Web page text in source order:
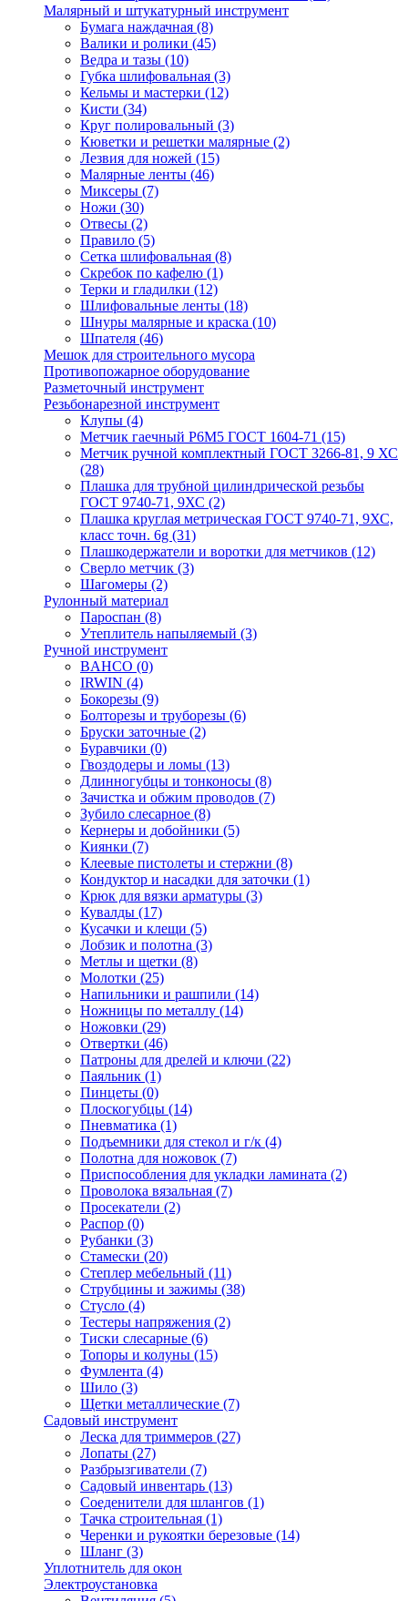
Малярный и штукатурный инструмент
Бумага наждачная (8)
Валики и ролики (45)
Ведра и тазы (10)
Губка шлифовальная (3)
Кельмы и мастерки (12)
Кисти (34)
Круг полировальный (3)
Кюветки и решетки малярные (2)
Лезвия для ножей (15)
Малярные ленты (46)
Миксеры (7)
Ножи (30)
Отвесы (2)
Правило (5)
Сетка шлифовальная (8)
Скребок по кафелю (1)
Терки и гладилки (12)
Шлифовальные ленты (18)
Шнуры малярные и краска (10)
Шпателя (46)
Мешок для строительного мусора
Противопожарное оборудование
Разметочный инструмент
Резьбонарезной инструмент
Клупы (4)
Метчик гаечный Р6М5 ГОСТ 1604-71 (15)
Метчик ручной комплектный ГОСТ 3266-81, 9 ХС
(28)
Плашка для трубной цилиндрической резьбы
ГОСТ 9740-71, 9ХС (2)
Плашка круглая метрическая ГОСТ 9740-71, 9ХС,
класс точн. 6g (31)
Плашкодержатели и воротки для метчиков (12)
Сверло метчик (3)
Шагомеры (2)
Рулонный материал
Пароспан (8)
Утеплитель напыляемый (3)
Ручной инструмент
BAHCO (0)
IRWIN (4)
Бокорезы (9)
Болторезы и труборезы (6)
Бруски заточные (2)
Буравчики (0)
Гвоздодеры и ломы (13)
Длинногубцы и тонконосы (8)
Зачистка и обжим проводов (7)
Зубило слесарное (8)
Кернеры и добойники (5)
Киянки (7)
Клеевые пистолеты и стержни (8)
Кондуктор и насадки для заточки (1)
Крюк для вязки арматуры (3)
Кувалды (17)
Кусачки и клещи (5)
Лобзик и полотна (3)
Метлы и щетки (8)
Молотки (25)
Напильники и рашпили (14)
Ножницы по металлу (14)
Ножовки (29)
Отвертки (46)
Патроны для дрелей и ключи (22)
Паяльник (1)
Пинцеты (0)
Плоскогубцы (14)
Пневматика (1)
Подъемники для стекол и г/к (4)
Полотна для ножовок (7)
Приспособления для укладки ламината (2)
Проволока вязальная (7)
Просекатели (2)
Распор (0)
Рубанки (3)
Стамески (20)
Степлер мебельный (11)
Струбцины и зажимы (38)
Стусло (4)
Тестеры напряжения (2)
Тиски слесарные (6)
Топоры и колуны (15)
Фумлента (4)
Шило (3)
Щетки металлические (7)
Садовый инструмент
Леска для триммеров (27)
Лопаты (27)
Разбрызгиватели (7)
Садовый инвентарь (13)
Соеденители для шлангов (1)
Тачка строительная (1)
Черенки и рукоятки березовые (14)
Шланг (3)
Уплотнитель для окон
Электроустановка